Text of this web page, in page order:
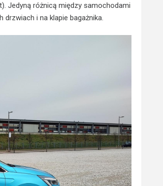
Jedyną różnicą między samochodami
i na klapie bagażnika.